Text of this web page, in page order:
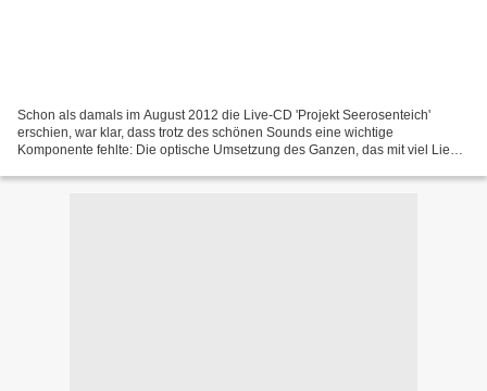
Schon als damals im August 2012 die Live-CD 'Projekt Seerosenteich'
erschien, war klar, dass trotz des schönen Sounds eine wichtige
Komponente fehlte: Die optische Umsetzung des Ganzen, das mit viel Liebe